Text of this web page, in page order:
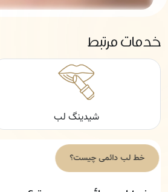
خدمات مرتبط
شیدینگ لب
خط لب دائمی چیست؟